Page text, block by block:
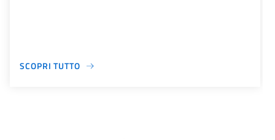
SCOPRI TUTTO